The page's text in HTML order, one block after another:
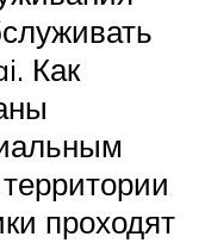
Как
проходят